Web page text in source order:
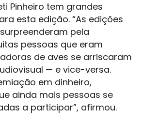
Pinheiro tem grandes
esta edição. “As edições
pela
pessoas que eram
de aves se arriscaram
— e vice-versa.
em dinheiro,
ainda mais pessoas se
a participar”, afirmou.